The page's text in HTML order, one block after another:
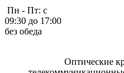
Пн - Пт: с
09:30 до 17:00
без обеда
Оптические